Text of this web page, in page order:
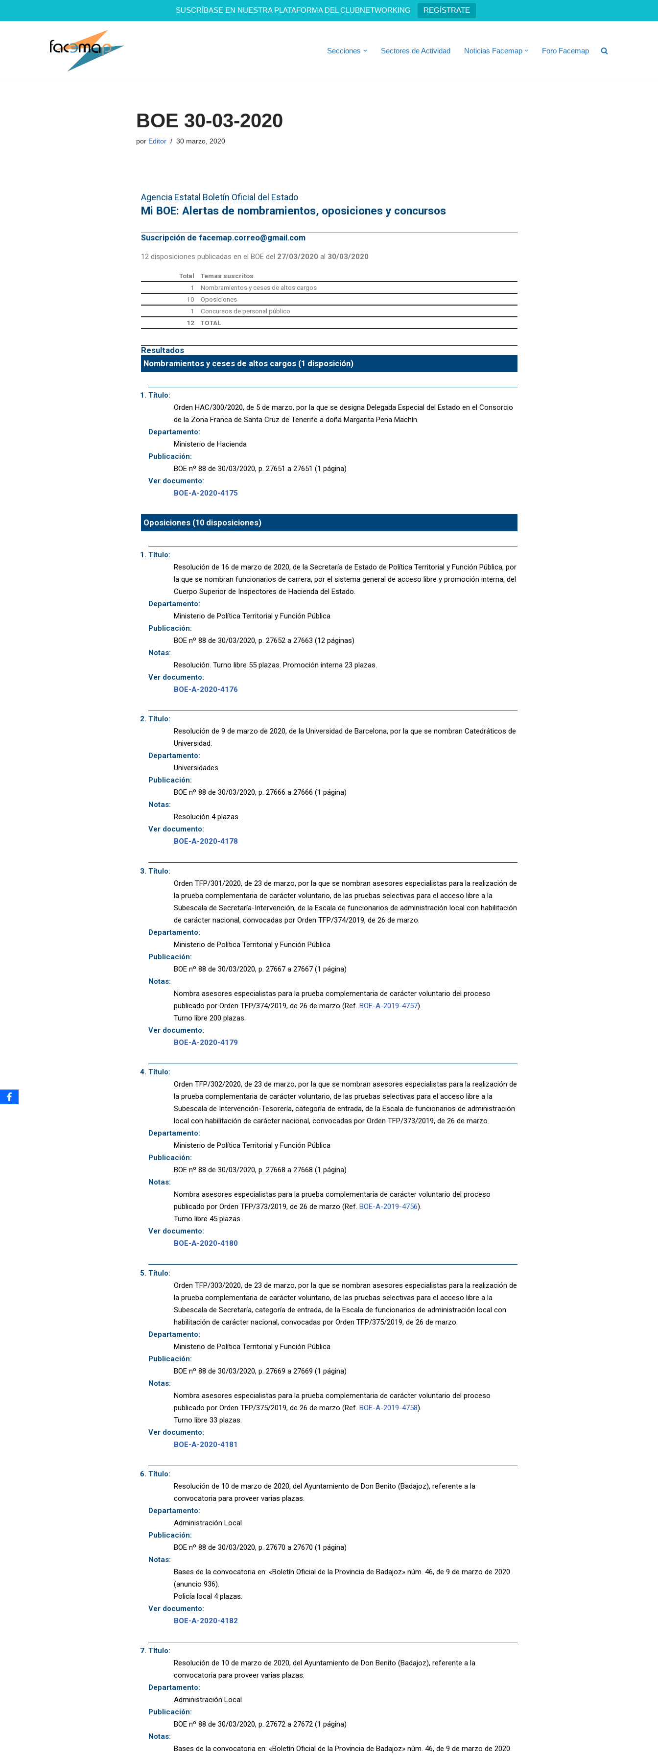
SUSCRÍBASE EN NUESTRA PLATAFORMA DEL CLUBNETWORKING REGÍSTRATE
Secciones Sectores de Actividad Noticias Facemap Foro Facemap
BOE 30-03-2020
por Editor 30 marzo, 2020
Agencia Estatal Boletín Oficial del Estado
Mi BOE: Alertas de nombramientos, oposiciones y concursos
Suscripción de facemap.correo@gmail.com
12 disposiciones publicadas en el BOE del 27/03/2020 al 30/03/2020
Total
Temas suscritos
1
Nombramientos y ceses de altos cargos
10
Oposiciones
1
Concursos de personal público
12
TOTAL
Resultados
Nombramientos y ceses de altos cargos (1 disposición)
Título:
Orden HAC/300/2020, de 5 de marzo, por la que se designa Delegada Especial del Estado en el Consorcio
de la Zona Franca de Santa Cruz de Tenerife a doña Margarita Pena Machín.
Departamento:
Ministerio de Hacienda
Publicación:
BOE nº 88 de 30/03/2020, p. 27651 a 27651 (1 página)
Ver documento:
BOE-A-2020-4175
Oposiciones (10 disposiciones)
Título:
Resolución de 16 de marzo de 2020, de la Secretaría de Estado de Política Territorial y Función Pública, por
la que se nombran funcionarios de carrera, por el sistema general de acceso libre y promoción interna, del
Cuerpo Superior de Inspectores de Hacienda del Estado.
Departamento:
Ministerio de Política Territorial y Función Pública
Publicación:
BOE nº 88 de 30/03/2020, p. 27652 a 27663 (12 páginas)
Notas:
Resolución. Turno libre 55 plazas. Promoción interna 23 plazas.
Ver documento:
BOE-A-2020-4176
Título:
Resolución de 9 de marzo de 2020, de la Universidad de Barcelona, por la que se nombran Catedráticos de
Universidad.
Departamento:
Universidades
Publicación:
BOE nº 88 de 30/03/2020, p. 27666 a 27666 (1 página)
Notas:
Resolución 4 plazas.
Ver documento:
BOE-A-2020-4178
Título:
Orden TFP/301/2020, de 23 de marzo, por la que se nombran asesores especialistas para la realización de
la prueba complementaria de carácter voluntario, de las pruebas selectivas para el acceso libre a la
Subescala de Secretaría-Intervención, de la Escala de funcionarios de administración local con habilitación
de carácter nacional, convocadas por Orden TFP/374/2019, de 26 de marzo.
Departamento:
Ministerio de Política Territorial y Función Pública
Publicación:
BOE nº 88 de 30/03/2020, p. 27667 a 27667 (1 página)
Notas:
Nombra asesores especialistas para la prueba complementaria de carácter voluntario del proceso
publicado por Orden TFP/374/2019, de 26 de marzo (Ref. BOE-A-2019-4757).
Turno libre 200 plazas.
Ver documento:
BOE-A-2020-4179
Título:
Orden TFP/302/2020, de 23 de marzo, por la que se nombran asesores especialistas para la realización de
la prueba complementaria de carácter voluntario, de las pruebas selectivas para el acceso libre a la
Subescala de Intervención-Tesorería, categoría de entrada, de la Escala de funcionarios de administración
local con habilitación de carácter nacional, convocadas por Orden TFP/373/2019, de 26 de marzo.
Departamento:
Ministerio de Política Territorial y Función Pública
Publicación:
BOE nº 88 de 30/03/2020, p. 27668 a 27668 (1 página)
Notas:
Nombra asesores especialistas para la prueba complementaria de carácter voluntario del proceso
publicado por Orden TFP/373/2019, de 26 de marzo (Ref. BOE-A-2019-4756).
Turno libre 45 plazas.
Ver documento:
BOE-A-2020-4180
Título:
Orden TFP/303/2020, de 23 de marzo, por la que se nombran asesores especialistas para la realización de
la prueba complementaria de carácter voluntario, de las pruebas selectivas para el acceso libre a la
Subescala de Secretaría, categoría de entrada, de la Escala de funcionarios de administración local con
habilitación de carácter nacional, convocadas por Orden TFP/375/2019, de 26 de marzo.
Departamento:
Ministerio de Política Territorial y Función Pública
Publicación:
BOE nº 88 de 30/03/2020, p. 27669 a 27669 (1 página)
Notas:
Nombra asesores especialistas para la prueba complementaria de carácter voluntario del proceso
publicado por Orden TFP/375/2019, de 26 de marzo (Ref. BOE-A-2019-4758).
Turno libre 33 plazas.
Ver documento:
BOE-A-2020-4181
Título:
Resolución de 10 de marzo de 2020, del Ayuntamiento de Don Benito (Badajoz), referente a la
convocatoria para proveer varias plazas.
Departamento:
Administración Local
Publicación:
BOE nº 88 de 30/03/2020, p. 27670 a 27670 (1 página)
Notas:
Bases de la convocatoria en: «Boletín Oficial de la Provincia de Badajoz» núm. 46, de 9 de marzo de 2020
(anuncio 936).
Policía local 4 plazas.
Ver documento:
BOE-A-2020-4182
Título:
Resolución de 10 de marzo de 2020, del Ayuntamiento de Don Benito (Badajoz), referente a la
convocatoria para proveer varias plazas.
Departamento:
Administración Local
Publicación:
BOE nº 88 de 30/03/2020, p. 27672 a 27672 (1 página)
Notas:
Bases de la convocatoria en: «Boletín Oficial de la Provincia de Badajoz» núm. 46, de 9 de marzo de 2020